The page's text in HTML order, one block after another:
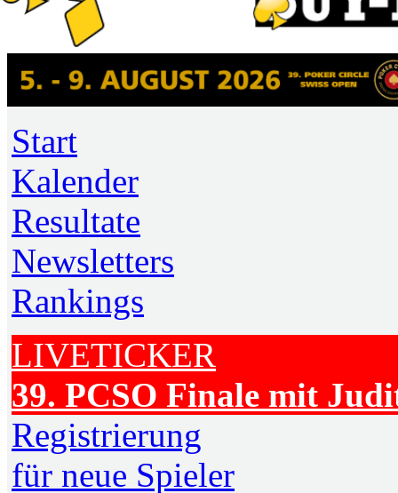
Start
Kalender
Resultate
Newsletters
Rankings
LIVETICKER
39. PCSO Finale mit
Registrierung
für neue Spieler